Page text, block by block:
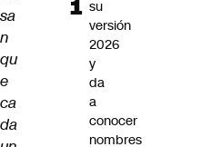
sa
n
qu
e
ca
da
su
versión
2026
y
da
a
conocer
nombres